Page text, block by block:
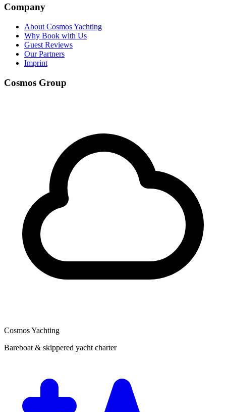
Company
About Cosmos Yachting
Why Book with Us
Guest Reviews
Our Partners
Imprint
Cosmos Group
Cosmos Yachting
Bareboat & skippered yacht charter